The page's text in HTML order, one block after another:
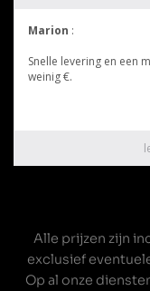
Alle prijzen zijn
exclusief
Op al onze